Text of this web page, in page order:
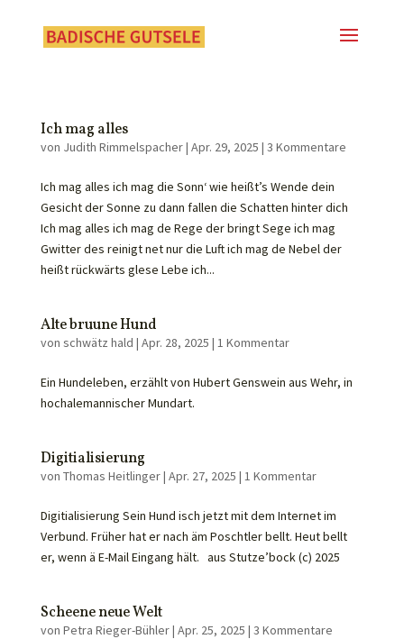
Ich mag alles
von Judith Rimmelspacher| Apr. 29, 2025 | 3 Kommentare
Ich mag alles ich mag die Sonn‘ wie heißt’s Wende dein
Gesicht der Sonne zu dann fallen die Schatten hinter dich
Ich mag alles ich mag de Rege der bringt Sege ich mag
Gwitter des reinigt net nur die Luft ich mag de Nebel der
heißt rückwärts glese Lebe ich...
Alte bruune Hund
von schwätz hald | Apr. 28, 2025 | 1 Kommentar
Ein Hundeleben, erzählt von Hubert Genswein aus Wehr, in
hochalemannischer Mundart.
Digitialisierung
von Thomas Heitlinger| Apr. 27, 2025 | 1 Kommentar
Digitialisierung Sein Hund isch jetzt mit dem Internet im
Verbund. Früher hat er nach äm Poschtler bellt. Heut bellt
er, wenn ä E-Mail Eingang hält. aus Stutze’bock (c) 2025
Scheene neue Welt
von Petra Rieger-Bühler| Apr. 25, 2025 | 3 Kommentare